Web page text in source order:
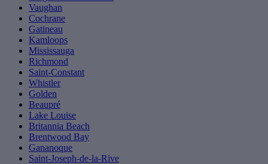
Vaughan
Cochrane
Gatineau
Kamloops
Mississauga
Richmond
Saint-Constant
Whistler
Golden
Beaupré
Lake Louise
Britannia Beach
Brentwood Bay
Gananoque
Saint-Joseph-de-la-Rive